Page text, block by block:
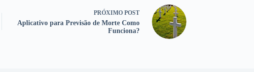
PRÓXIMO POST
Aplicativo para Previsão de Morte Como
Funciona?